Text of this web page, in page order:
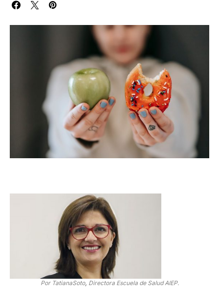
Por TatianaSoto, Directora Escuela de Salud AIEP.